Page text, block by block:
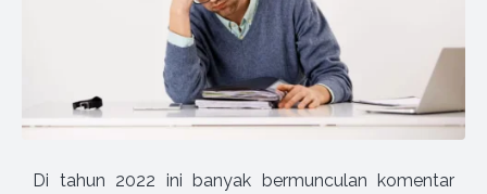
Di tahun 2022 ini banyak bermunculan komentar